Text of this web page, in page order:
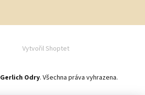
Vytvořil Shoptet
Gerlich Odry. Všechna práva vyhrazena.